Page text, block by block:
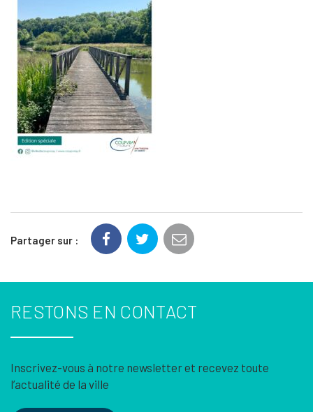
Partager sur :
RESTONS EN CONTACT
Inscrivez-vous à notre newsletter et recevez toute
l’actualité de la ville